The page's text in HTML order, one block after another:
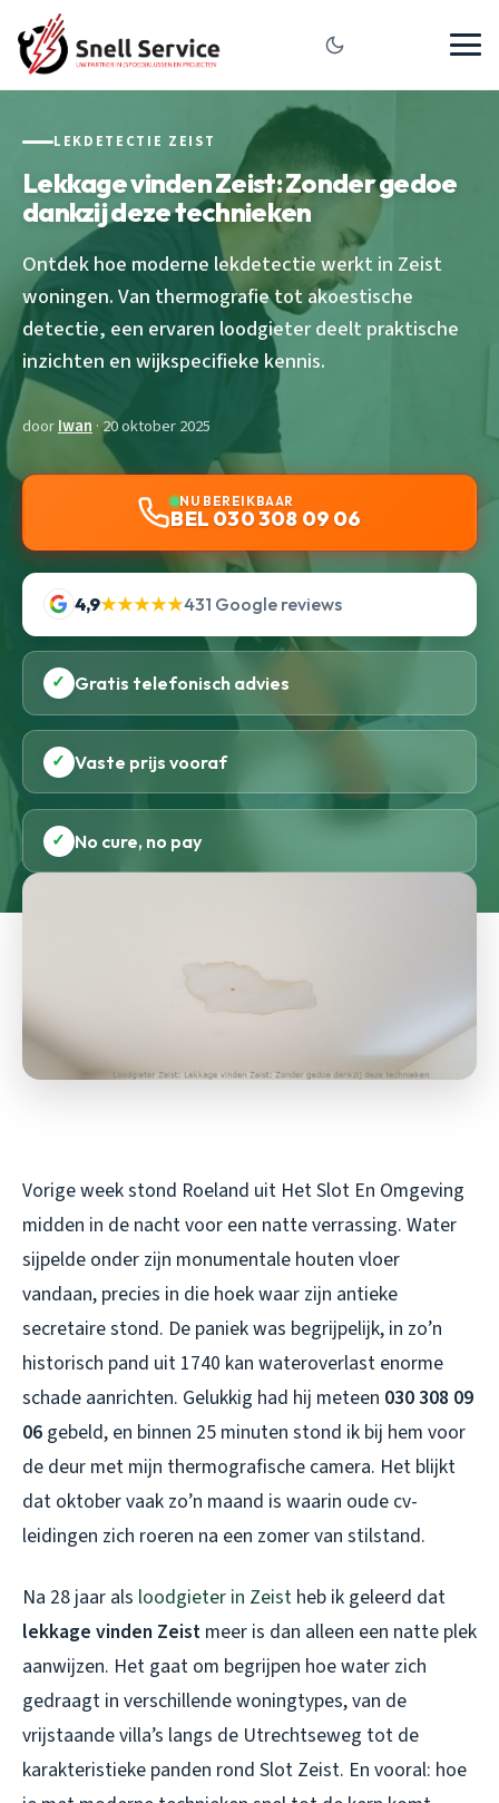
LEKDETECTIE ZEIST
Lekkage vinden Zeist: Zonder gedoe
dankzij deze technieken
Ontdek hoe moderne lekdetectie werkt in Zeist
woningen. Van thermografie tot akoestische
detectie, een ervaren loodgieter deelt praktische
inzichten en wijkspecifieke kennis.
doorIwan · 20 oktober 2025
NU BEREIKBAAR
BEL 030 308 09 06
4,9★★★★★431 Google reviews
✓ Gratis telefonisch advies
✓ Vaste prijs vooraf
✓ No cure, no pay
Vorige week stond Roeland uit Het Slot En Omgeving
midden in de nacht voor een natte verrassing. Water
sijpelde onder zijn monumentale houten vloer
vandaan, precies in die hoek waar zijn antieke
secretaire stond. De paniek was begrijpelijk, in zo’n
historisch pand uit 1740 kan wateroverlast enorme
schade aanrichten. Gelukkig had hij meteen 030 308 09
06 gebeld, en binnen 25 minuten stond ik bij hem voor
de deur met mijn thermografische camera. Het blijkt
dat oktober vaak zo’n maand is waarin oude cv-
leidingen zich roeren na een zomer van stilstand.
Na 28 jaar als loodgieter in Zeist heb ik geleerd dat
lekkage vinden Zeist meer is dan alleen een natte plek
aanwijzen. Het gaat om begrijpen hoe water zich
gedraagt in verschillende woningtypes, van de
vrijstaande villa’s langs de Utrechtseweg tot de
karakteristieke panden rond Slot Zeist. En vooral: hoe